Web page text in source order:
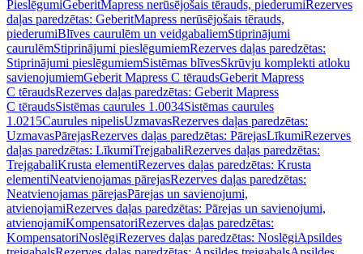
PieslēgumiGeberitMapress nerūsējošais tērauds, piederumiRezerves
daļas paredzētas: GeberitMapress nerūsējošais tērauds,
piederumiBlīves caurulēm un veidgabaliemStiprinājumi
caurulēmStiprinājumi pieslēgumiemRezerves daļas paredzētas:
Stiprinājumi pieslēgumiemSistēmas blīvesSkrūvju komplekti atloku
savienojumiemGeberit Mapress C tēraudsGeberit Mapress
C tēraudsRezerves daļas paredzētas: Geberit Mapress
C tēraudsSistēmas caurules 1.0034Sistēmas caurules
1.0215Caurules nipelisUzmavasRezerves daļas paredzētas:
UzmavasPārejasRezerves daļas paredzētas: PārejasLīkumiRezerves
daļas paredzētas: LīkumiTrejgabaliRezerves daļas paredzētas:
TrejgabaliKrusta elementiRezerves daļas paredzētas: Krusta
elementiNeatvienojamas pārejasRezerves daļas paredzētas:
Neatvienojamas pārejasPārejas un savienojumi,
atvienojamiRezerves daļas paredzētas: Pārejas un savienojumi,
atvienojamiKompensatoriRezerves daļas paredzētas:
KompensatoriNoslēgiRezerves daļas paredzētas: NoslēgiApsildes